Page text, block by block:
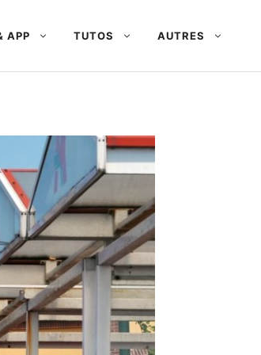
APP TUTOS AUTRES